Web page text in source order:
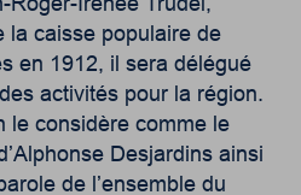
la caisse populaire de
en 1912, il sera délégué
activités pour la région.
le considère comme le
Desjardins ainsi
de l’ensemble du